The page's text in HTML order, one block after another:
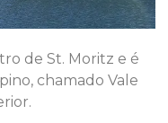
de St. Moritz e é
chamado Vale